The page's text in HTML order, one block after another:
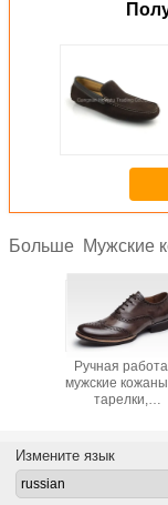
Больше Мужские
для
Ручная работа
мужские
тарелки,
табачные
тапочки
Измените язык